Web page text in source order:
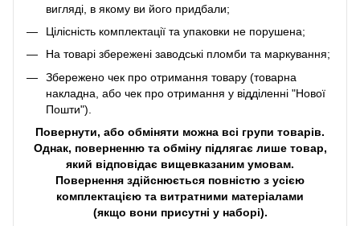
вигляді, в якому ви його придбали;
Цілісність комплектації та упаковки не порушена;
На товарі збережені заводські пломби та маркування;
Збережено чек про отримання товару (товарна
накладна, або чек про отримання у відділенні "Нової
Пошти").
Повернути, або обміняти можна всі групи товарів.
Однак, поверненню та обміну підлягає лише товар,
який відповідає вищевказаним умовам.
Повернення здійснюється повністю з усією
комплектацією та витратними матеріалами
(якщо вони присутні у наборі).